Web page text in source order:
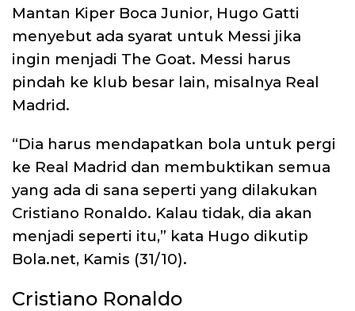
Mantan Kiper Boca Junior, Hugo Gatti
menyebut ada syarat untuk Messi jika
ingin menjadi The Goat. Messi harus
pindah ke klub besar lain, misalnya Real
Madrid.
“Dia harus mendapatkan bola untuk pergi
ke Real Madrid dan membuktikan semua
yang ada di sana seperti yang dilakukan
Cristiano Ronaldo. Kalau tidak, dia akan
menjadi seperti itu,” kata Hugo dikutip
Bola.net, Kamis (31/10).
Cristiano Ronaldo